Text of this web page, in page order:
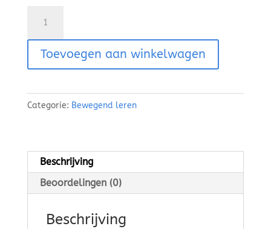
hoeveelheid
Toevoegen aan winkelwagen
Categorie: Bewegend leren
Beschrijving
Beoordelingen (0)
Beschrijving